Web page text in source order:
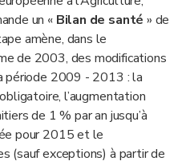
un « Bilan de santé» de
amène, dans le
de 2003, des modifications
période 2009 - 2013 : la
l’augmentation
de 1 % par an jusqu’à
pour 2015 et le
(sauf exceptions) à partir de